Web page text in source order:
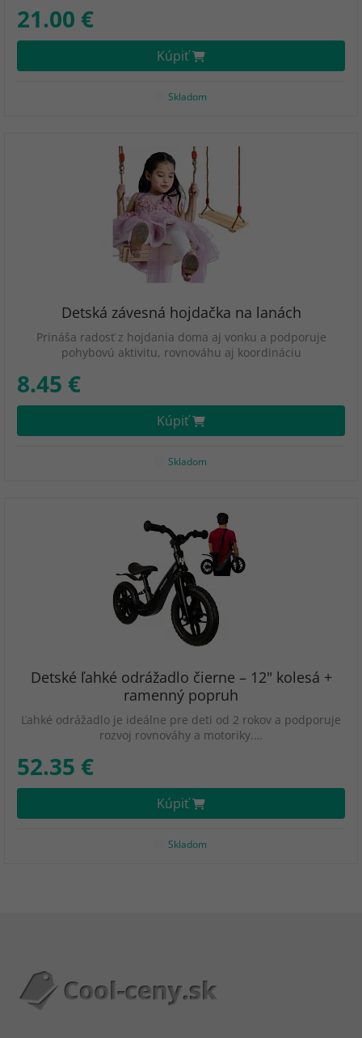
21.00 €
Kúpiť
Skladom
Detská závesná hojdačka na lanách
Prináša radosť z hojdania doma aj vonku a podporuje
pohybovú aktivitu, rovnováhu aj koordináciu
8.45 €
Kúpiť
Skladom
Detské ľahké odrážadlo čierne – 12" kolesá +
ramenný popruh
Ľahké odrážadlo je ideálne pre deti od 2 rokov a podporuje
rozvoj rovnováhy a motoriky.…
52.35 €
Kúpiť
Skladom